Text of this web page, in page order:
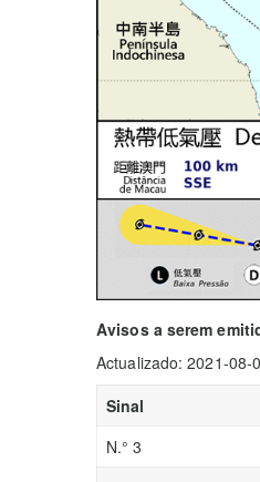
Avisos a serem
Actualizado: 2021-08-
Sinal
N.° 3